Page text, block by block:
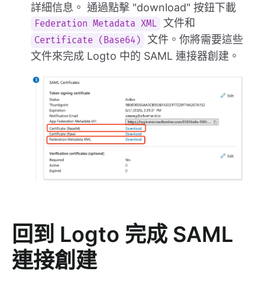
詳細信息。 通過點擊 "download" 按鈕下載
Federation Metadata XML 文件和
Certificate (Base64)
文件。你將需要這些
文件來完成 Logto 中的 SAML 連接器創建。
回到 Logto 完成 SAML
連接創建